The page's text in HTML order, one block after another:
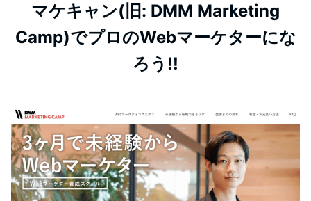
マケキャン(旧: DMM Marketing
Camp)でプロのWebマーケターにな
ろう!!